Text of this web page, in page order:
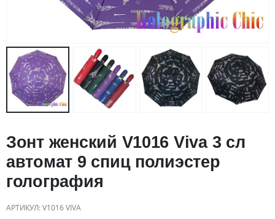
Зонт женский V1016 Viva 3 сл
автомат 9 спиц полиэстер
голография
АРТИКУЛ:V1016 VIVA